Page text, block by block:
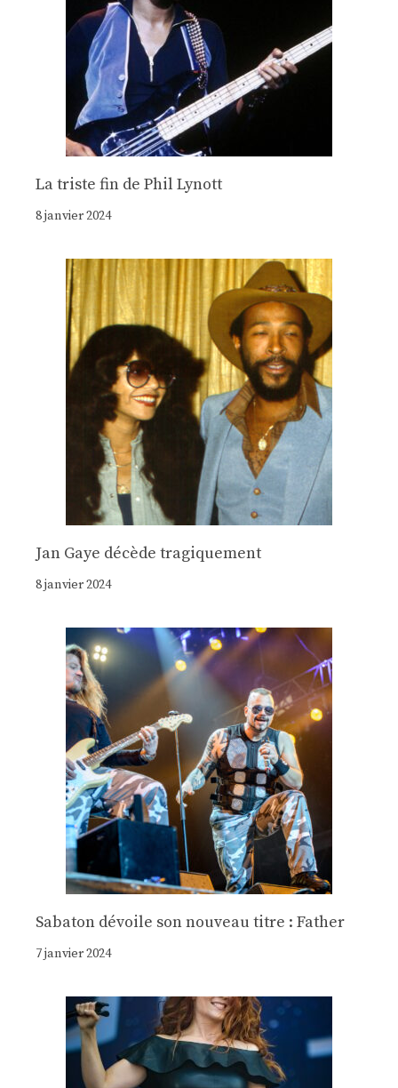
La triste fin de Phil Lynott
8 janvier 2024
Jan Gaye décède tragiquement
8 janvier 2024
Sabaton dévoile son nouveau titre : Father
7 janvier 2024